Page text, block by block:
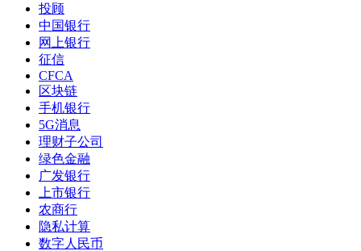
投顾
中国银行
网上银行
征信
CFCA
区块链
手机银行
5G消息
理财子公司
绿色金融
广发银行
上市银行
农商行
隐私计算
数字人民币